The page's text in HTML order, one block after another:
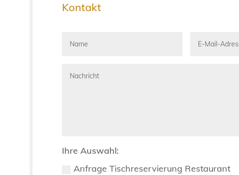
Kontakt
Ihre Auswahl:
Anfrage Tischreservierung Restaurant